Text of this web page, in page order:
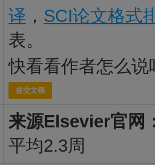
译 ， SCI论文格式
表。
快看看作者怎么说
提交文稿
来源Elsevier官网
平均2.3周